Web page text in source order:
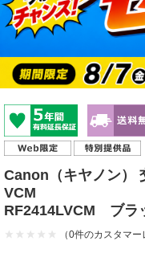
Canon（キヤノン）
VCM
RF2414LVCM ブラ
（0件のカスタマー